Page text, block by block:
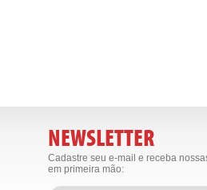
NEWSLETTER
Cadastre seu e-mail e receba
em primeira mão: